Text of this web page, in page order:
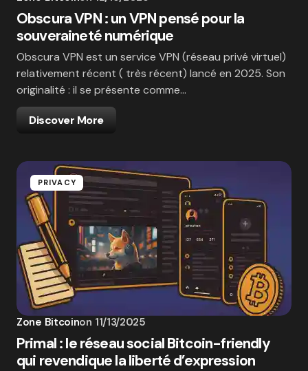
Obscura VPN : un VPN pensé pour la
souveraineté numérique
Obscura VPN est un service VPN (réseau privé virtuel)
relativement récent ( très récent) lancé en 2025. Son
originalité : il se présente comme…
Discover More
PRIVACY
Zone Bitcoinon 11/13/2025
Primal : le réseau social Bitcoin-friendly
qui revendique la liberté d’expression